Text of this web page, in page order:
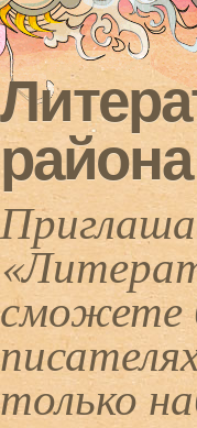
района
сможете
только